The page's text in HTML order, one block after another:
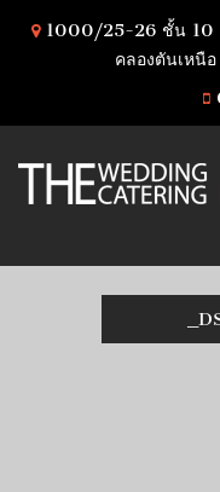
1000/25-26 ชั้น 10
คลองตันเหนื